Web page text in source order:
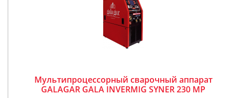
Мультипроцессорный сварочный аппарат
GALAGAR GALA INVERMIG SYNER 230 MP